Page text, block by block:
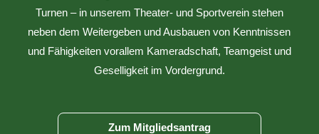
Turnen – in unserem Theater- und Sportverein stehen
neben dem Weitergeben und Ausbauen von Kenntnissen
und Fähigkeiten vorallem Kameradschaft, Teamgeist und
Geselligkeit im Vordergrund.
Zum Mitgliedsantrag